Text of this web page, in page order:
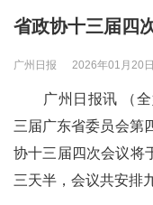
省政协十三届四
广州日报 2026年01月20日
广州日报讯 （全
三届广东省委员会第
协十三届四次会议将
三天半，会议共安排